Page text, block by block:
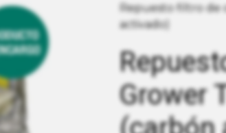
Repuesto filtro de
activado)
Grower